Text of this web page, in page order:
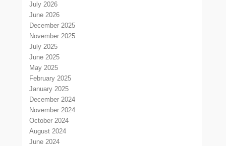
July 2026
June 2026
December 2025
November 2025
July 2025
June 2025
May 2025
February 2025
January 2025
December 2024
November 2024
October 2024
August 2024
June 2024